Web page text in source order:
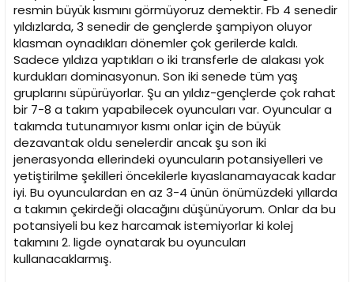
resmin büyük kısmını görmüyoruz demektir. Fb 4 senedir
yıldızlarda, 3 senedir de gençlerde şampiyon oluyor
klasman oynadıkları dönemler çok gerilerde kaldı.
Sadece yıldıza yaptıkları o iki transferle de alakası yok
kurdukları dominasyonun. Son iki senede tüm yaş
gruplarını süpürüyorlar. Şu an yıldız-gençlerde çok rahat
bir 7-8 a takım yapabilecek oyuncuları var. Oyuncular a
takımda tutunamıyor kısmı onlar için de büyük
dezavantak oldu senelerdir ancak şu son iki
jenerasyonda ellerindeki oyuncuların potansiyelleri ve
yetiştirilme şekilleri öncekilerle kıyaslanamayacak kadar
iyi. Bu oyunculardan en az 3-4 ünün önümüzdeki yıllarda
a takımın çekirdeği olacağını düşünüyorum. Onlar da bu
potansiyeli bu kez harcamak istemiyorlar ki kolej
takımını 2. ligde oynatarak bu oyuncuları
kullanacaklarmış.